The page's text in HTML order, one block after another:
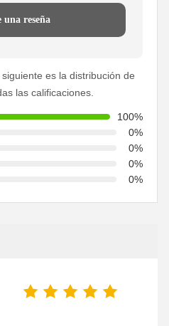
una reseña
siguiente es la distribución de
las calificaciones.
100%
0%
0%
0%
0%